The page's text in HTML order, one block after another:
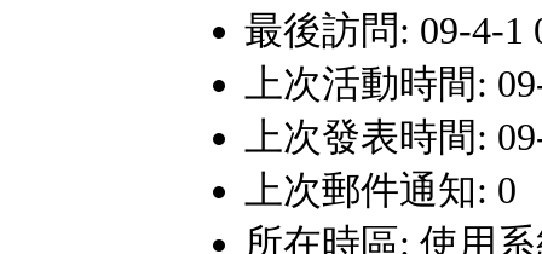
最後訪問: 09-4-1
上次活動時間:
上次發表時間:
上次郵件通知: 0
所在時區: 使用